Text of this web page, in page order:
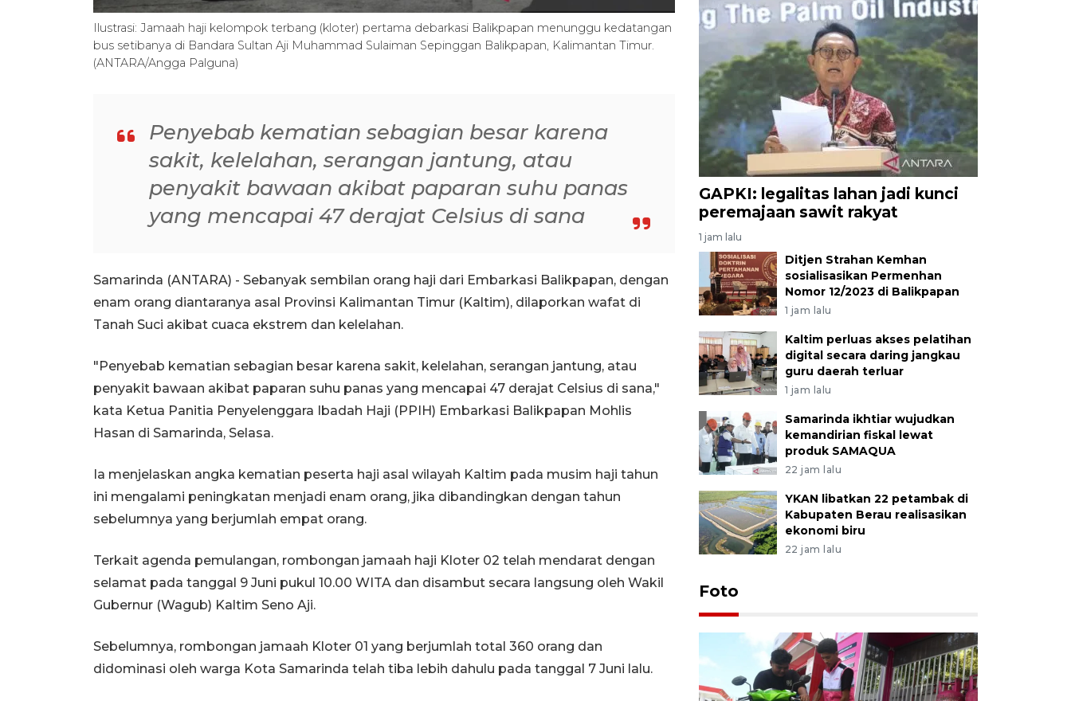
Ilustrasi: Jamaah haji kelompok terbang (kloter) pertama debarkasi Balikpapan menunggu kedatangan
bus setibanya di Bandara Sultan Aji Muhammad Sulaiman Sepinggan Balikpapan, Kalimantan Timur.
(ANTARA/Angga Palguna)
Penyebab kematian sebagian besar karena
sakit, kelelahan, serangan jantung, atau
penyakit bawaan akibat paparan suhu panas
yang mencapai 47 derajat Celsius di sana
Samarinda (ANTARA) - Sebanyak sembilan orang haji dari Embarkasi Balikpapan, dengan
enam orang diantaranya asal Provinsi Kalimantan Timur (Kaltim), dilaporkan wafat di
Tanah Suci akibat cuaca ekstrem dan kelelahan.
"Penyebab kematian sebagian besar karena sakit, kelelahan, serangan jantung, atau
penyakit bawaan akibat paparan suhu panas yang mencapai 47 derajat Celsius di sana,"
kata Ketua Panitia Penyelenggara Ibadah Haji (PPIH) Embarkasi Balikpapan Mohlis
Hasan di Samarinda, Selasa.
Ia menjelaskan angka kematian peserta haji asal wilayah Kaltim pada musim haji tahun
ini mengalami peningkatan menjadi enam orang, jika dibandingkan dengan tahun
sebelumnya yang berjumlah empat orang.
Terkait agenda pemulangan, rombongan jamaah haji Kloter 02 telah mendarat dengan
selamat pada tanggal 9 Juni pukul 10.00 WITA dan disambut secara langsung oleh Wakil
Gubernur (Wagub) Kaltim Seno Aji.
Sebelumnya, rombongan jamaah Kloter 01 yang berjumlah total 360 orang dan
didominasi oleh warga Kota Samarinda telah tiba lebih dahulu pada tanggal 7 Juni lalu.
GAPKI: legalitas lahan jadi kunci
peremajaan sawit rakyat
1 jam lalu
Ditjen Strahan Kemhan
sosialisasikan Permenhan
Nomor 12/2023 di Balikpapan
1 jam lalu
Kaltim perluas akses pelatihan
digital secara daring jangkau
guru daerah terluar
1 jam lalu
Samarinda ikhtiar wujudkan
kemandirian fiskal lewat
produk SAMAQUA
22 jam lalu
YKAN libatkan 22 petambak di
Kabupaten Berau realisasikan
ekonomi biru
22 jam lalu
Foto